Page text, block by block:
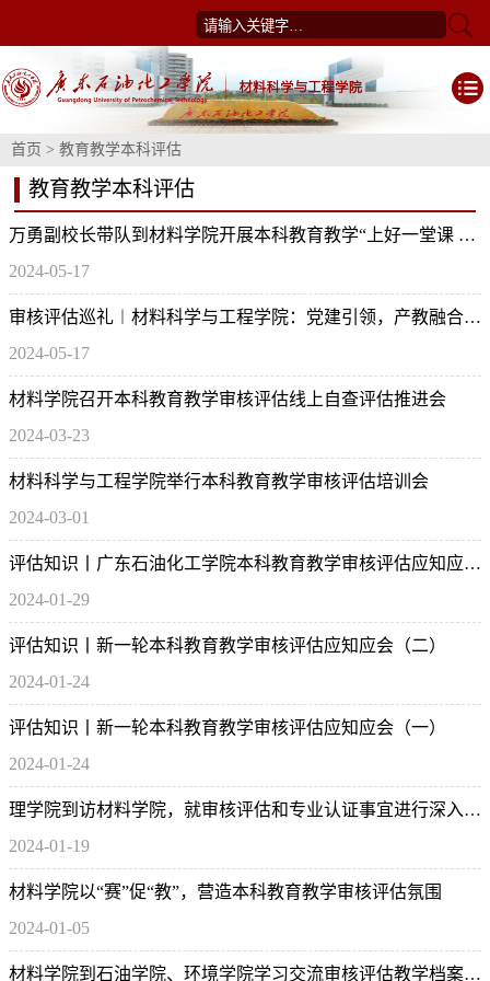
首页 > 教育教学本科评估
教育教学本科评估
万勇副校长带队到材料学院开展本科教育教学“上好一堂课 备课大行动”暨期中教学检查
2024-05-17
审核评估巡礼︱材料科学与工程学院：党建引领，产教融合，打造新工科导向的高素质应用型人才
2024-05-17
材料学院召开本科教育教学审核评估线上自查评估推进会
2024-03-23
材料科学与工程学院举行本科教育教学审核评估培训会
2024-03-01
评估知识丨广东石油化工学院本科教育教学审核评估应知应会学习手册
2024-01-29
评估知识丨新一轮本科教育教学审核评估应知应会（二）
2024-01-24
评估知识丨新一轮本科教育教学审核评估应知应会（一）
2024-01-24
理学院到访材料学院，就审核评估和专业认证事宜进行深入交流
2024-01-19
材料学院以“赛”促“教”，营造本科教育教学审核评估氛围
2024-01-05
材料学院到石油学院、环境学院学习交流审核评估教学档案管理工作